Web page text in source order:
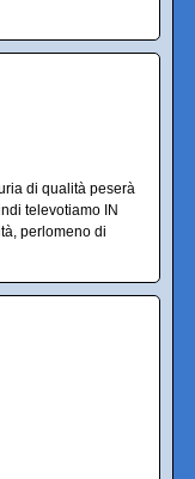
di qualità peserà
televotiamo IN
perlomeno di